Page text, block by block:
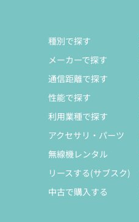
種別で探す
メーカーで探す
通信距離で探す
性能で探す
利用業種で探す
アクセサリ・パーツ
無線機レンタル
リースする(サブスク)
中古で購入する